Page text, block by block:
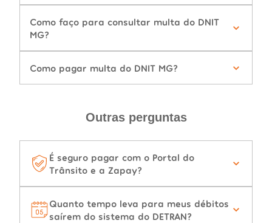
Como faço para consultar multa do DNIT
MG?
Como pagar multa do DNIT MG?
Outras perguntas
É seguro pagar com o Portal do
Trânsito e a Zapay?
Quanto tempo leva para meus débitos
saírem do sistema do DETRAN?